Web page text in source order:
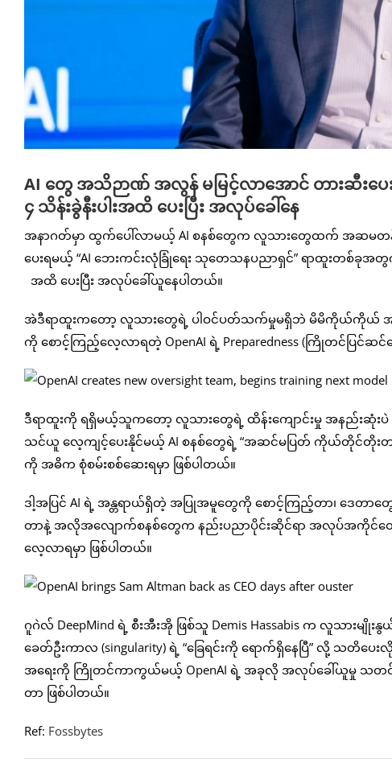
AI တွေ အသိဉာဏ် အလွန် မမြင့်လာအောင် တားဆီး
၄ သိန်းခွဲနီးပါးအထိ ပေးပြီး အလုပ်ခေါ်နေ
အနာဂတ်မှာ ထွက်ပေါ်လာမယ့် AI စနစ်တွေက လူသားတွေထက် အဆမတန်
ပေးရမယ့် “AI ဘေးကင်းလုံခြုံရေး သုတေသနပညာရှင်” ရာထူးတစ်ခုအ
အထိ ပေးပြီး အလုပ်ခေါ်ယူနေပါတယ်။
အဲဒီရာထူးကတော့ လူသားတွေရဲ့ ပါဝင်ပတ်သက်မှုမရှိဘဲ မိမိကိုယ်ကိုယ် အ
ကို စောင့်ကြည့်လေ့လာရတဲ့ OpenAI ရဲ့ Preparedness (ကြိုတင်ပြင်ဆင်
ဒီရာထူးကို ရရှိမယ့်သူကတော့ လူသားတွေရဲ့ ထိန်းကျောင်းမှု အနည်းဆုံ
သင်ယူ လေ့ကျင့်ပေးနိုင်မယ့် AI စနစ်တွေရဲ့ “အဆင်မပြတ် ကိုယ်တိုင်တိုးတက်အ
ကို အဓိက စုံစမ်းစစ်ဆေးရမှာ ဖြစ်ပါတယ်။
ဒါ့အပြင် AI ရဲ့ အန္တရာယ်ရှိတဲ့ အပြုအမူတွေကို စောင့်ကြည့်တာ၊ ဒ
တာနဲ့ အလိုအလျောက်စနစ်တွေက နည်းပညာပိုင်းဆိုင်ရာ အလုပ်အကိုင်တွ
လေ့လာရမှာ ဖြစ်ပါတယ်။
ဂူဂဲလ် DeepMind ရဲ့ စီးအီးအို ဖြစ်သူ Demis Hassabis က လူသာ
ခေတ်ဦးကာလ (singularity) ရဲ့ “ခြေရင်းကို ရောက်ရှိနေပြီ” လို့ သတိပ
အရေးကို ကြိုတင်ကာကွယ်မယ့် OpenAI ရဲ့ အခုလို အလုပ်ခေါ်ယူမှု သတင်းက
တာ ဖြစ်ပါတယ်။
Ref: Fossbytes